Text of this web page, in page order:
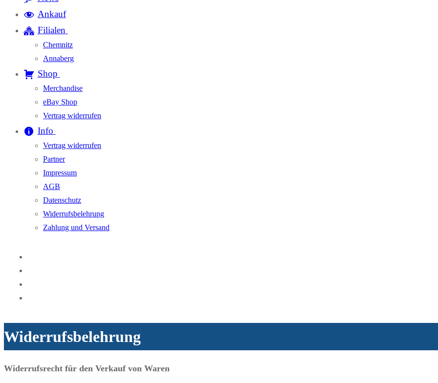
Ankauf
Filialen
Chemnitz
Annaberg
Shop
Merchandise
eBay Shop
Vertrag widerrufen
Info
Vertrag widerrufen
Partner
Impressum
AGB
Datenschutz
Widerrufsbelehrung
Zahlung und Versand
Widerrufsbelehrung
Widerrufsrecht für den Verkauf von Waren